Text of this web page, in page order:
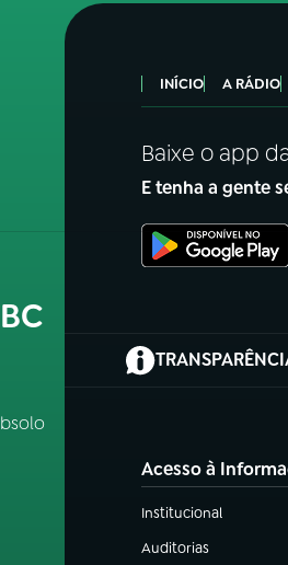
INÍCIO A RÁDIO
Baixe o app
E tenha a gente
(abre em nova
Acesso à
Institucional
(abre em nova aba)
Auditorias
(abre em nova aba)